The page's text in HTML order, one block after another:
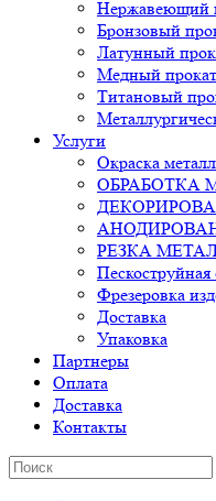
Нержавеющий
Бронзовый
Латунный
Медный прокат
Титановый
Услуги
Окраска
ОБРАБОТКА
РЕЗКА
Пескоструйная
Фрезеровка
Доставка
Упаковка
Партнеры
Оплата
Доставка
Контакты